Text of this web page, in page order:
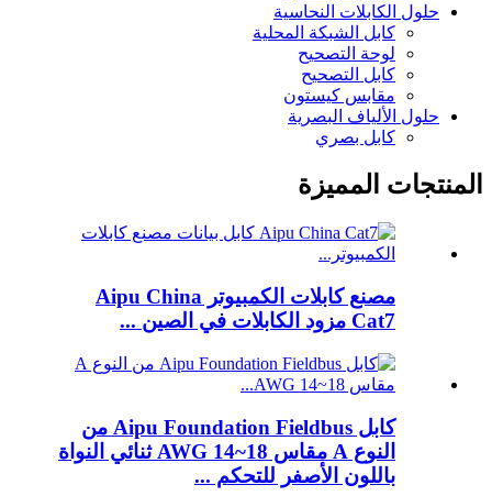
حلول الكابلات النحاسية
كابل الشبكة المحلية
لوحة التصحيح
كابل التصحيح
مقابس كيستون
حلول الألياف البصرية
كابل بصري
المنتجات المميزة
مصنع كابلات الكمبيوتر Aipu China
Cat7 مزود الكابلات في الصين ...
كابل Aipu Foundation Fieldbus من
النوع A مقاس 18~14 AWG ثنائي النواة
باللون الأصفر للتحكم ...